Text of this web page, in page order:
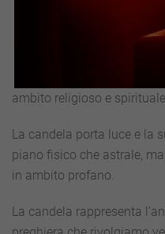
ambito religioso e
La candela porta luce e la
piano fisico che astrale,
in ambito profano.
La candela rappresenta